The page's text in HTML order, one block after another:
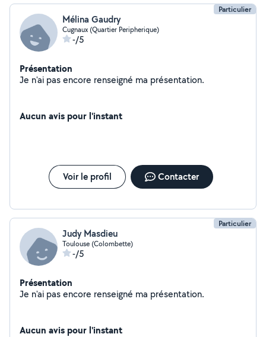
Particulier
Mélina Gaudry
Cugnaux (Quartier Peripherique)
-/5
Présentation
Je n'ai pas encore renseigné ma présentation.
Aucun avis pour l'instant
Voir le profil Contacter
Particulier
Judy Masdieu
Toulouse (Colombette)
-/5
Présentation
Je n'ai pas encore renseigné ma présentation.
Aucun avis pour l'instant